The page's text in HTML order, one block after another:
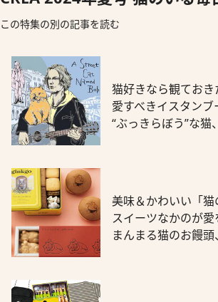
この特集の別の記事を読む
猫好きなら観ておき
愛すべきイスタンブ
“ぶっきらぼう”な
美味＆かわいい「
スイーツなかのが
まんまる猫のお饅